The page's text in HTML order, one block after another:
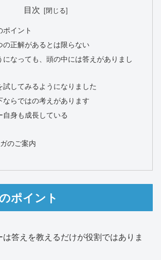
目次
ポイント
の正解があるとは限らない
になっても、頭の中には答えがありまし
試してみるようになりました
ならではの考えがあります
自身も成長している
のご案内
ポイント
答えを教えるだけが役割ではありま